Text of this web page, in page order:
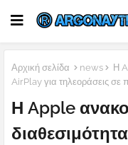
Αρχική σελίδα news
Η
AirPlay για τηλεοράσεις σε
Η Apple